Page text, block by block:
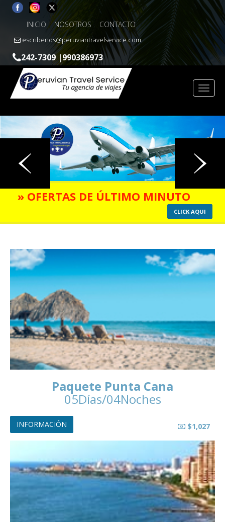
INICIO NOSOTROS CONTACTO
escribenos@peruviantravelservice.com
242-7309 |990386973
» OFERTAS DE ÚLTIMO MINUTO
CLICK AQUI
Paquete Punta Cana
05Días/04Noches
$1,027
INFORMACIÓN